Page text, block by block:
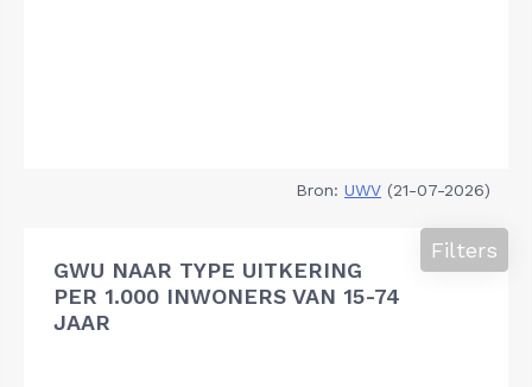
Bron: UWV (21-07-2026)
GWU NAAR TYPE UITKERING
PER 1.000 INWONERS VAN 15-74
JAAR
Filters